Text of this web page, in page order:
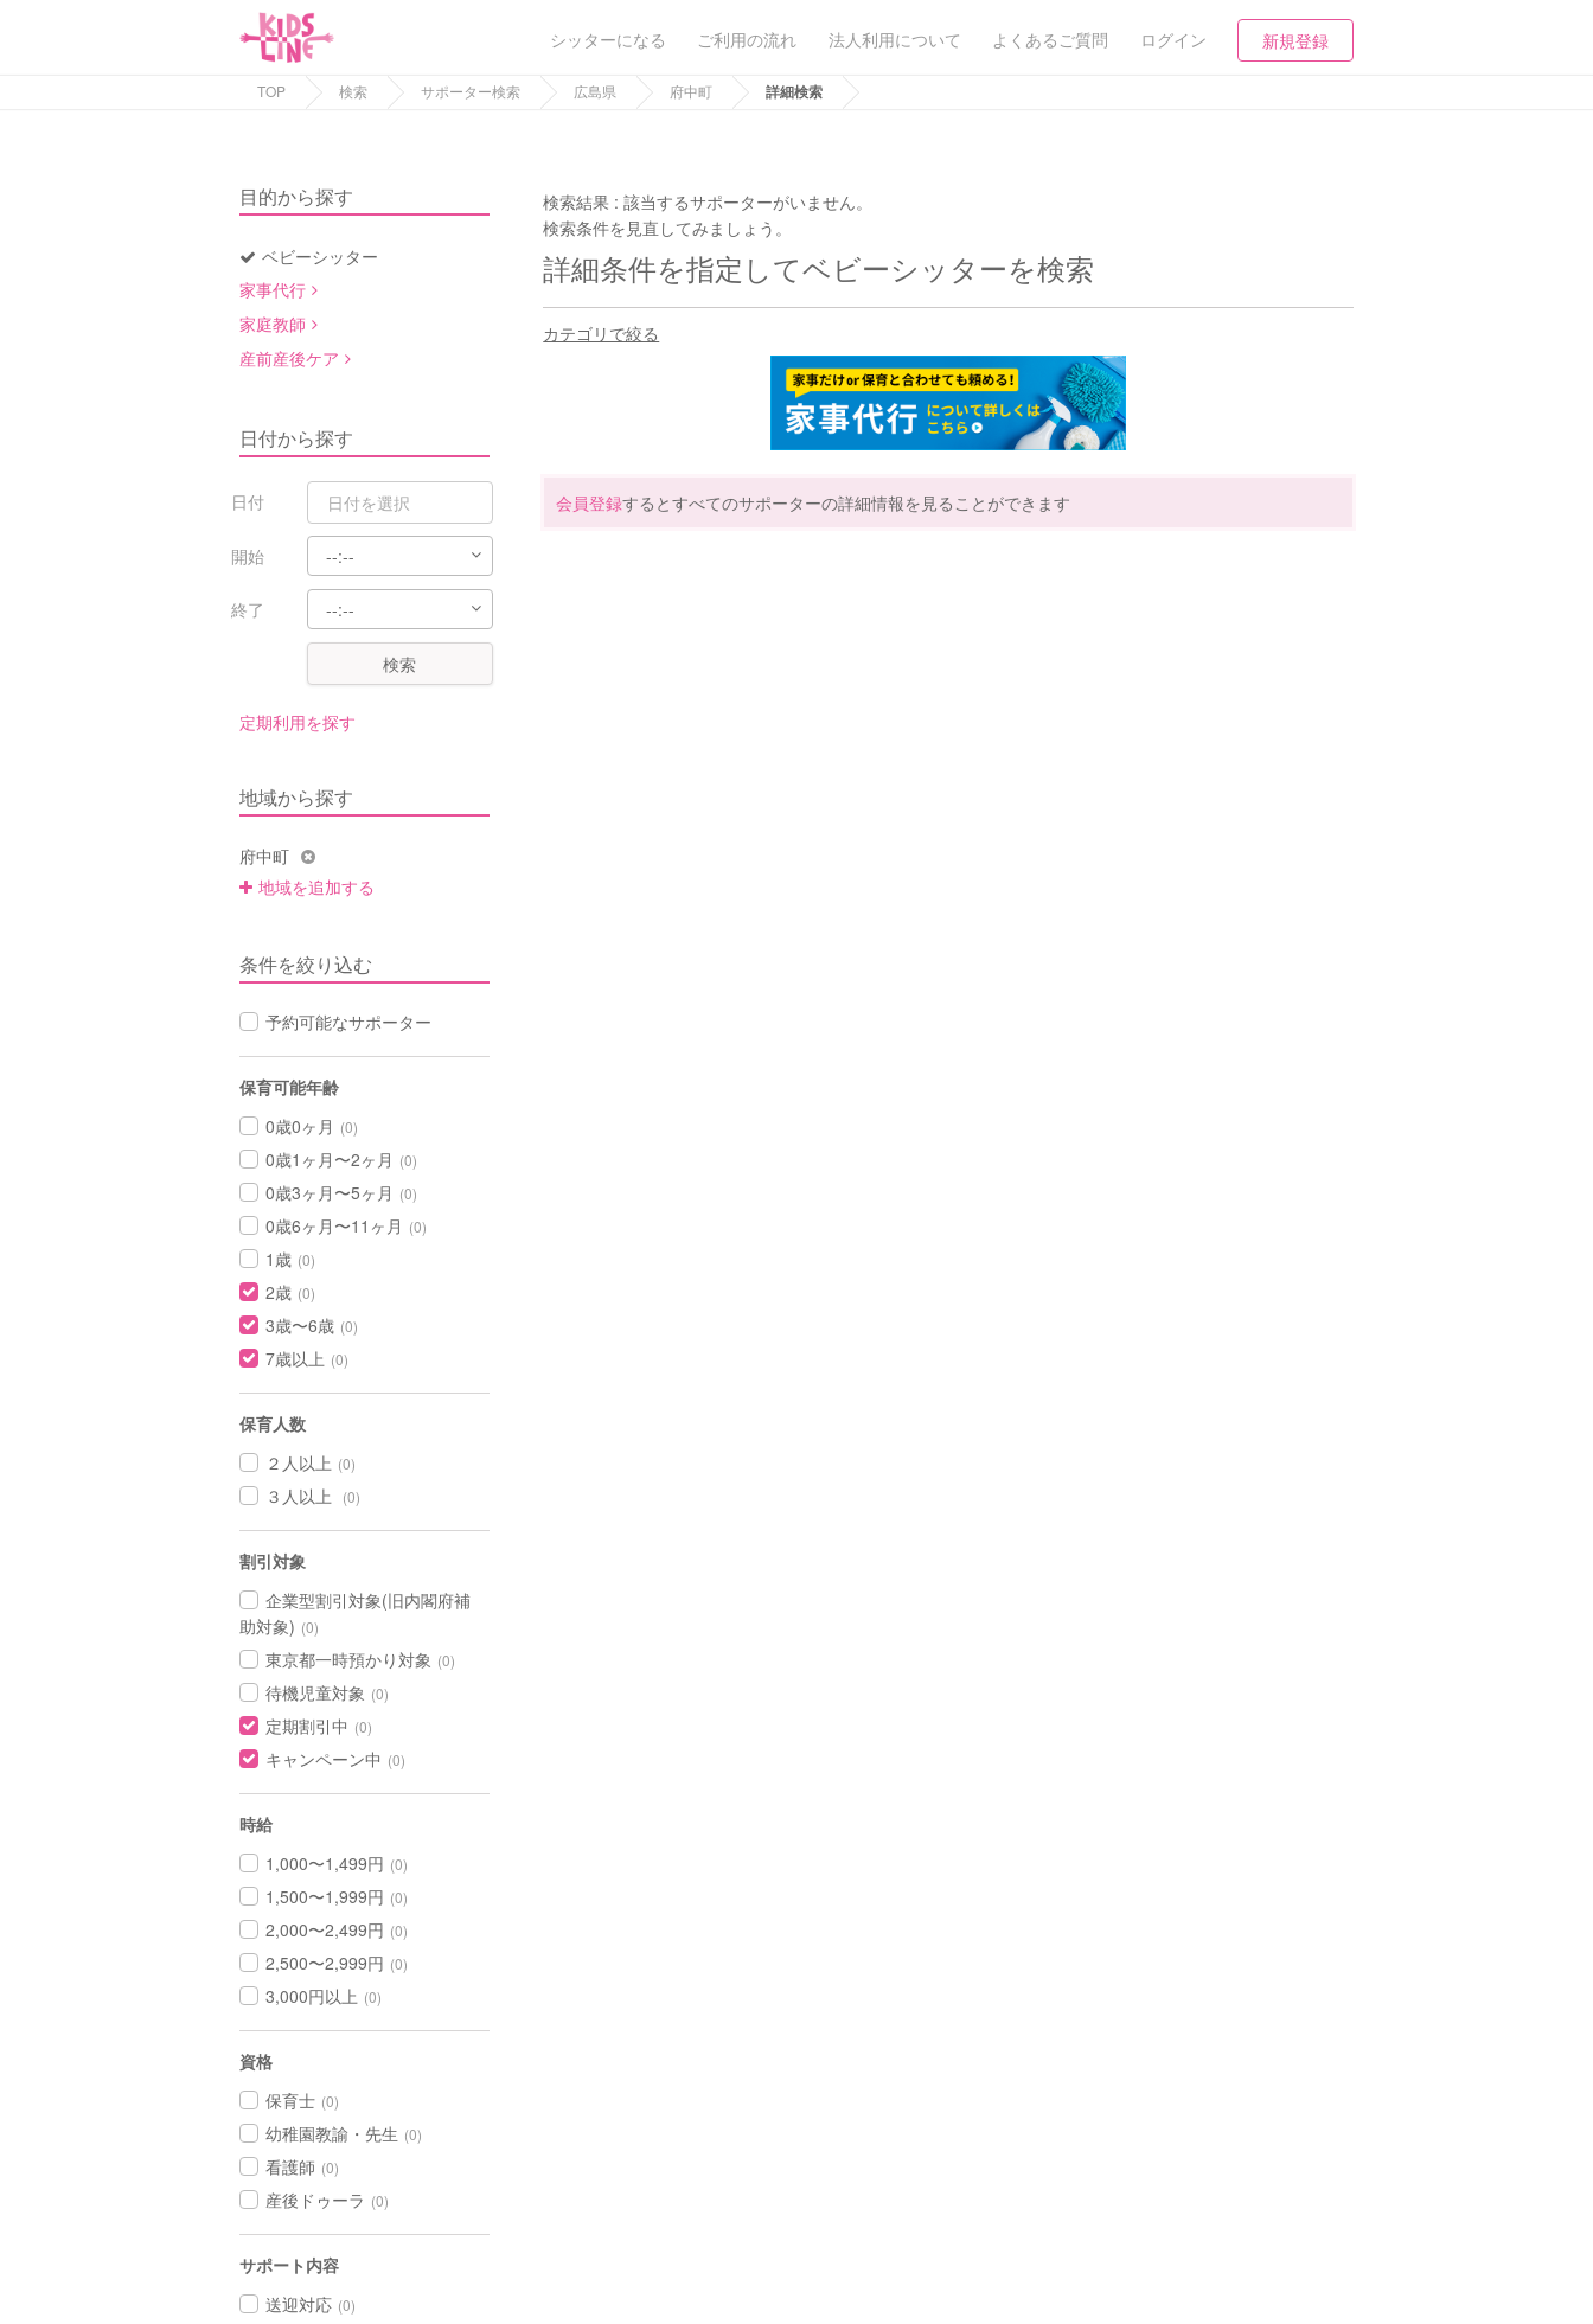
シッターになる ご利用の流れ 法人利用について よくあるご質問 ログイン 新規登録
TOP 検索 サポーター検索 広島県 府中町 詳細検索
目的から探す
ベビーシッター
家事代行
家庭教師
産前産後ケア
日付から探す
日付
開始
終了
検索
定期利用を探す
地域から探す
府中町
地域を追加する
条件を絞り込む
予約可能なサポーター
保育可能年齢
0歳0ヶ月 (0)
0歳1ヶ月〜2ヶ月 (0)
0歳3ヶ月〜5ヶ月 (0)
0歳6ヶ月〜11ヶ月 (0)
1歳 (0)
2歳 (0)
3歳〜6歳 (0)
7歳以上 (0)
保育人数
２人以上 (0)
３人以上 (0)
割引対象
企業型割引対象(旧内閣府補
助対象) (0)
東京都一時預かり対象 (0)
待機児童対象 (0)
定期割引中 (0)
キャンペーン中 (0)
時給
1,000〜1,499円 (0)
1,500〜1,999円 (0)
2,000〜2,499円 (0)
2,500〜2,999円 (0)
3,000円以上 (0)
資格
保育士 (0)
幼稚園教諭・先生 (0)
看護師 (0)
産後ドゥーラ (0)
サポート内容
送迎対応 (0)
検索結果 :該当するサポーターがいません。
検索条件を見直してみましょう。
詳細条件を指定してベビーシッターを検索
カテゴリで絞る
会員登録するとすべてのサポーターの詳細情報を見ることができます